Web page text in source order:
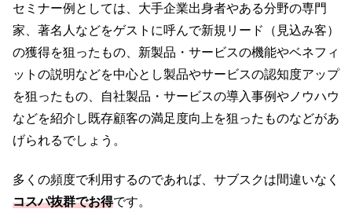
セミナー例としては、大手企業出身者やある分野の専門
家、著名人などをゲストに呼んで新規リード（見込み客）
の獲得を狙ったもの、新製品・サービスの機能やベネフィ
ットの説明などを中心とし製品やサービスの認知度アップ
を狙ったもの、自社製品・サービスの導入事例やノウハウ
などを紹介し既存顧客の満足度向上を狙ったものなどがあ
げられるでしょう。
多くの頻度で利用するのであれば、サブスクは間違いなく
コスパ抜群でお得です。